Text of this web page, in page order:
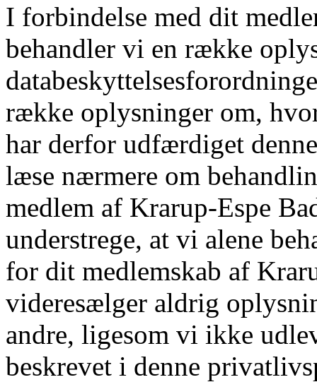
I forbindelse med dit
behandler vi en række
række oplysninger om,
har derfor udfærdiget
læse nærmere om
medlem af Krarup-Espe
understrege, at vi alene
for dit medlemskab af
videresælger aldrig
andre, ligesom vi ikke
beskrevet i denne